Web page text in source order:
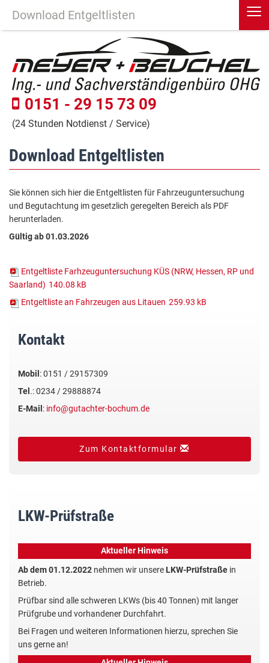
0151 - 29 15 73 09
(24 Stunden Notdienst / Service)
Download Entgeltlisten
Sie können sich hier die Entgeltlisten für Fahrzeuguntersuchung
und Begutachtung im gesetzlich geregelten Bereich als PDF
herunterladen.
Gültig ab 01.03.2026
Entgeltliste Farhzeuguntersuchung KÜS (NRW, Hessen, RP und
Saarland) 140.08 kB
Entgeltliste an Fahrzeugen aus Litauen 259.93 kB
Kontakt
Mobil : 0151 / 29157309
Tel .: 0234 / 29888874
E-Mail : info@gutachter-bochum.de
Zum Kontaktformular
LKW-Prüfstraße
Aktueller Hinweis
Ab dem 01.12.2022 nehmen wir unsere LKW-Prüfstraße in
Betrieb.
Prüfbar sind alle schweren LKWs (bis 40 Tonnen) mit langer
Prüfgrube und vorhandener Durchfahrt.
Bei Fragen und weiteren Informationen hierzu, sprechen Sie
uns gerne an!
Download Entgeltlisten ≡